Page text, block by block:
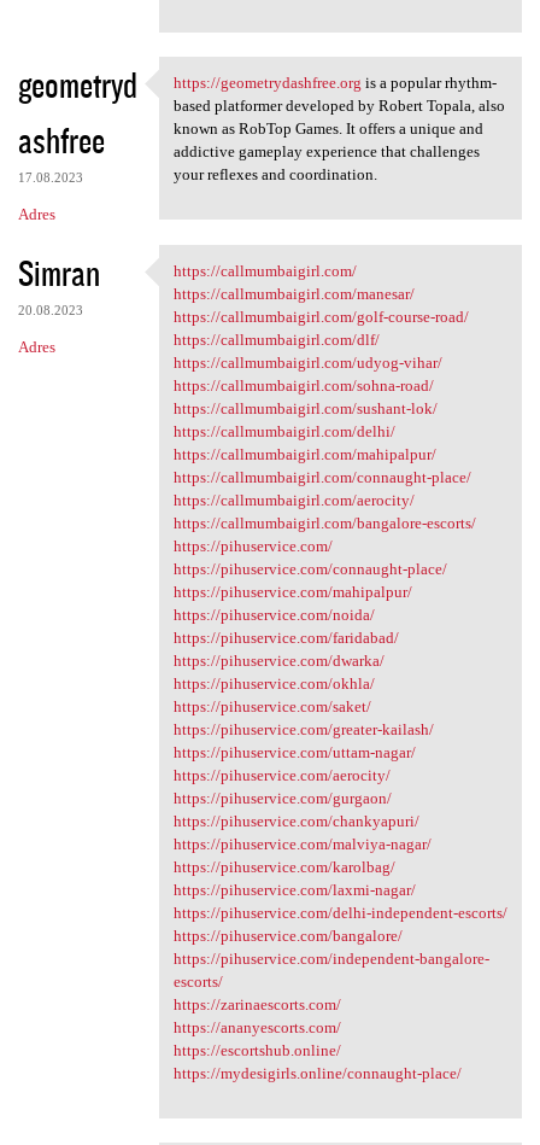
geometryd
ashfree
17.08.2023
Adres
https://geometrydashfree.org
https://geometrydashfree.org is a popular rhythm-
based platformer developed by Robert Topala, also
known as RobTop Games. It offers a unique and
addictive gameplay experience that challenges
your reflexes and coordination.
Simran
20.08.2023
Adres
https://callmumbaigirl.com/
https://callmumbaigirl.com/
https://callmumbaigirl.com/manesar/
https://callmumbaigirl.com/golf-course-road/
https://callmumbaigirl.com/dlf/
https://callmumbaigirl.com/udyog-vihar/
https://callmumbaigirl.com/sohna-road/
https://callmumbaigirl.com/sushant-lok/
https://callmumbaigirl.com/delhi/
https://callmumbaigirl.com/mahipalpur/
https://callmumbaigirl.com/connaught-place/
https://callmumbaigirl.com/aerocity/
https://callmumbaigirl.com/bangalore-escorts/
https://pihuservice.com/
https://pihuservice.com/connaught-place/
https://pihuservice.com/mahipalpur/
https://pihuservice.com/noida/
https://pihuservice.com/faridabad/
https://pihuservice.com/dwarka/
https://pihuservice.com/okhla/
https://pihuservice.com/saket/
https://pihuservice.com/greater-kailash/
https://pihuservice.com/uttam-nagar/
https://pihuservice.com/aerocity/
https://pihuservice.com/gurgaon/
https://pihuservice.com/chankyapuri/
https://pihuservice.com/malviya-nagar/
https://pihuservice.com/karolbag/
https://pihuservice.com/laxmi-nagar/
https://pihuservice.com/delhi-independent-escorts/
https://pihuservice.com/bangalore/
https://pihuservice.com/independent-bangalore-
escorts/
https://zarinaescorts.com/
https://ananyescorts.com/
https://escortshub.online/
https://mydesigirls.online/connaught-place/